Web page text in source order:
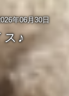
年06月30日
ス♪